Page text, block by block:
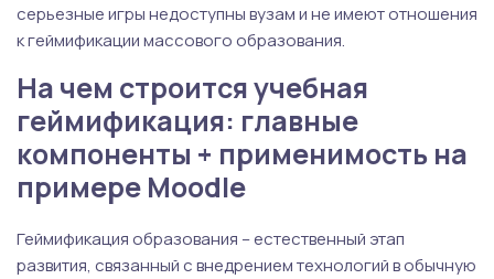
серьезные игры недоступны вузам и не имеют отношения
к геймификации массового образования.
На чем строится учебная
геймификация: главные
компоненты + применимость на
примере Moodle
Геймификация образования – естественный этап
развития, связанный с внедрением технологий в обычную